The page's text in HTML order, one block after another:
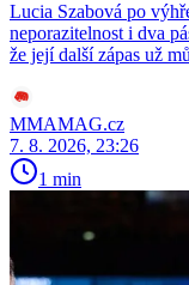
Lucia Szabová po
neporazitelnost i dva
že její další zápas už
MMAMAG.cz
7. 8. 2026, 23:26
1 min